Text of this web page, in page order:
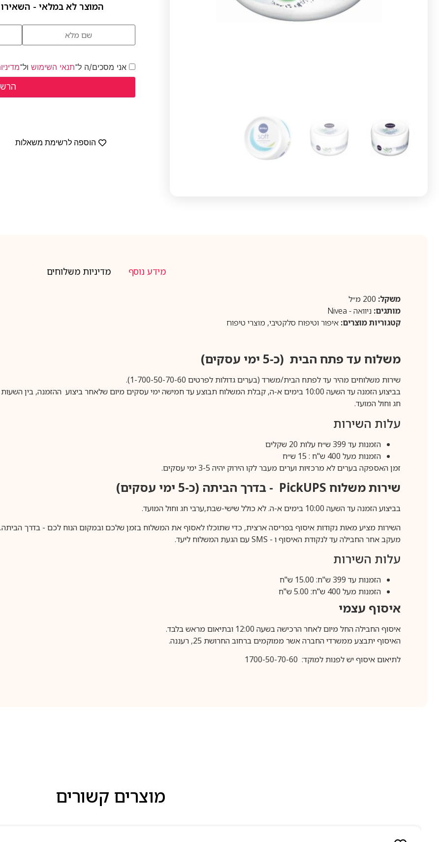
המוצר לא במלאי - השאירו
אני מסכים/ה ל־תנאי השימוש ול־
הוספה לרשימת משאלות
מידע נוסף מדיניות משלוחים
משקל:
מותגים: ניוואה - Nivea
קטגוריות מוצרים: איפור וטיפוח סלקטיבי, מוצרי טיפוח
משלוח עד פתח הבית (כ-5 ימי עסקים)
שירות משלוחים מהיר עד לפתח הבית/משרד (בערים גדולות לפרטים 1-700-50-70-60).
חג וחול המועד.
עלות השירות
הזמנות עד 399 ש״ח עלות 20 שקלים
הזמנות מעל 400 ש"ח : 15 ש״ח
זמן האספקה בערים לא מרכזיות וערים מעבר לקו הירוק יהיה 3-5 ימי עסקים.
שירות משלוח PickUPS - בדרך הביתה (כ-5 ימי עסקים)
בביצוע הזמנה עד השעה 10:00 בימים א-ה. לא כולל שישי-שבת,ערבי חג וחול המועד.
השירות מציע מאות נקודות איסוף בפריסה ארצית, כדי שתוכלו לאסוף את המשלוח בזמן שלכם ובמקום הנוח לכם - בדרך הביתה.
מעקב אחר החבילה עד לנקודת האיסוף ו - SMSעם הגעת המשלוח ליעד.
עלות השירות
הזמנות עד 399 ש"ח: 15.00 ש"ח
הזמנות מעל 400 ש"ח: 5.00 ש"ח
איסוף עצמי
איסוף החבילה החל מיום לאחר הרכישה בשעה 12:00 ובתיאום מראש בלבד.
האיסוף יתבצע ממשרדי החברה אשר ממוקמים ברחוב החרושת 25, רעננה.
לתיאום איסוף יש לפנות למוקד: 1700-50-70-60
מוצרים קשורים